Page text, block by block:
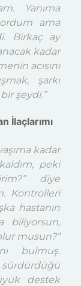
Yanıma
ama
Birkaç ay
kadar
acısını
şarkı
şeydi.”
İlaçlarımı
kadar
peki
diye
Kontrolleri
hastanın
biliyorsun,
musun?”
bulmuş.
destek